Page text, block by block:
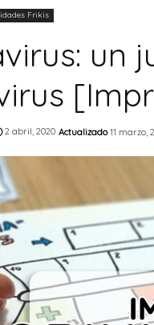
Frikis
un
2 abril, 2020 Actualizado 11 marzo,